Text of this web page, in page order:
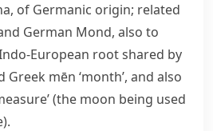
, of Germanic origin; related
German Mond, also to
European root shared by
Greek mēn ‘month’, and also
(the moon being used